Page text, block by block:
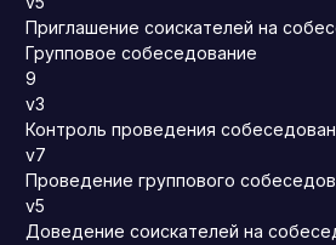
Приглашение соискателей на
Групповое собеседование
9
v3
Контроль проведения
v7
Проведение группового
v5
Доведение соискателей на